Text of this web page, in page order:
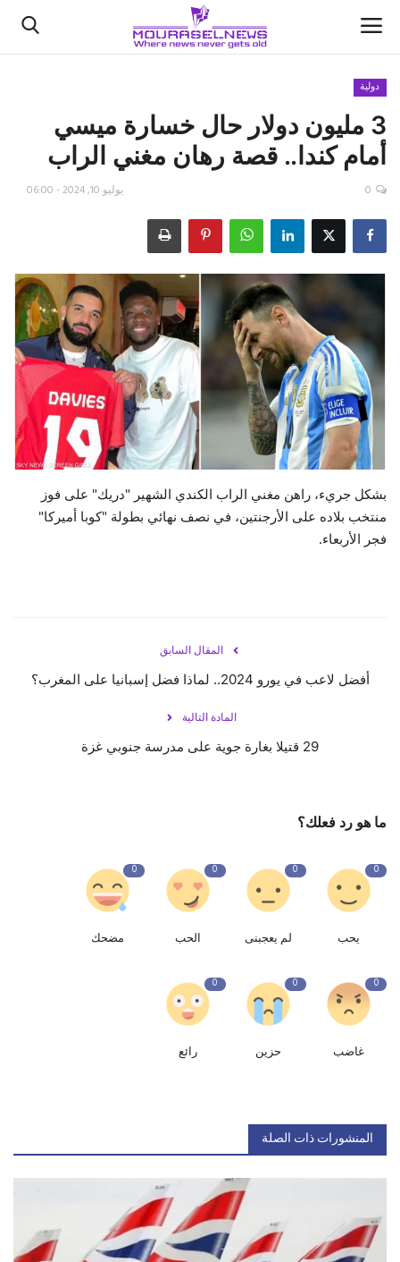
الأخبار
كتّابنا
اقتصاد
علوم وتكنولوجيا
رياضة
فيديو
حياة
دولية
3 مليون دولار حال خسارة ميسي
أمام كندا.. قصة رهان مغني الراب
يوليو 10, 2024 - 06:00 0
بشكل جريء، راهن مغني الراب الكندي الشهير "دريك" على فوز
منتخب بلاده على الأرجنتين، في نصف نهائي بطولة "كوبا أميركا"
فجر الأربعاء.
المقال السابق
أفضل لاعب في يورو 2024.. لماذا فضل إسبانيا على المغرب؟
المادة التالية
29 قتيلا بغارة جوية على مدرسة جنوبي غزة
ما هو رد فعلك؟
0
يحب
0
لم يعجبنى
0
الحب
0
مضحك
0
غاضب
0
حزين
0
رائع
المنشورات ذات الصلة